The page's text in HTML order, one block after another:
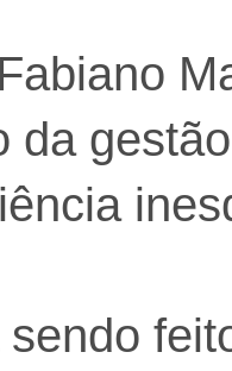
da
sendo